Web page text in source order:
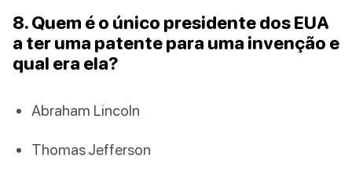
8. Quem é o único presidente dos EUA
a ter uma patente para uma invenção e
qual era ela?
Abraham Lincoln
Thomas Jefferson